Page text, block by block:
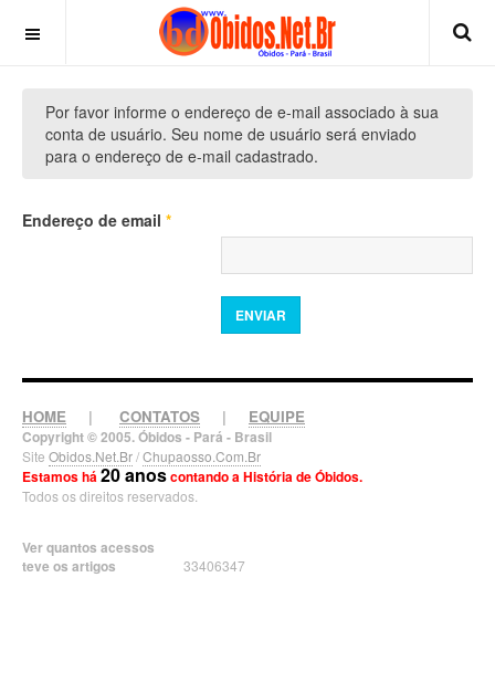
Por favor informe o endereço de e-mail associado à sua
conta de usuário. Seu nome de usuário será enviado
para o endereço de e-mail cadastrado.
Endereço de email *
ENVIAR
HOME | CONTATOS | EQUIPE
Copyright © 2005. Óbidos - Pará - Brasil
Site Obidos.Net.Br/Chupaosso.Com.Br
Estamos há20 anoscontando a História de Óbidos.
Todos os direitos reservados.
Ver quantos acessos
teve os artigos
33406347